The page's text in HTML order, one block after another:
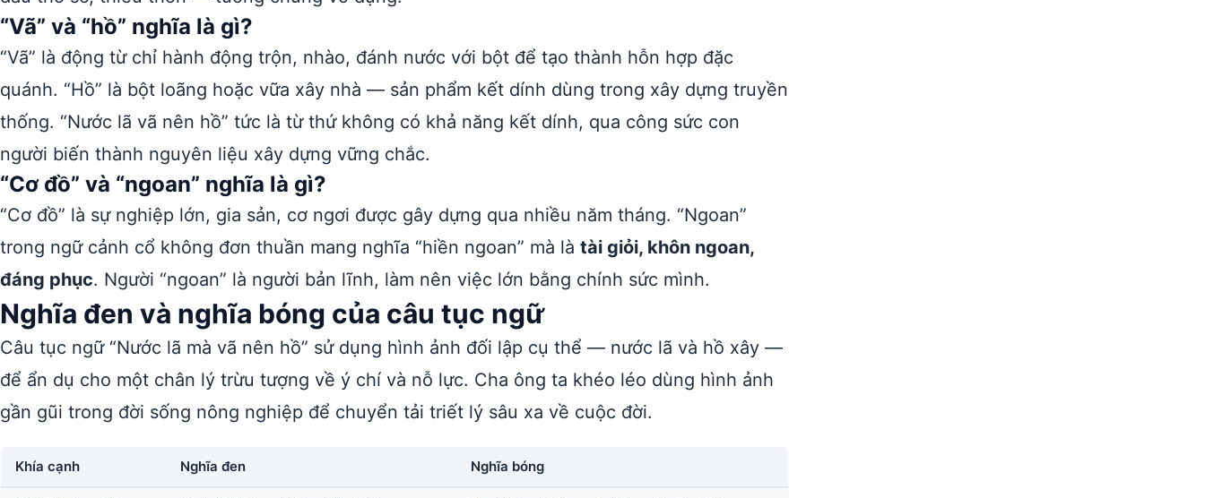
“Vã” và “hồ” nghĩa là gì?
“Vã” là động từ chỉ hành động trộn, nhào, đánh nước với bột để tạo thành hỗn hợp đặc
quánh. “Hồ” là bột loãng hoặc vữa xây nhà — sản phẩm kết dính dùng trong xây dựng truyền
thống. “Nước lã vã nên hồ” tức là từ thứ không có khả năng kết dính, qua công sức con
người biến thành nguyên liệu xây dựng vững chắc.
“Cơ đồ” và “ngoan” nghĩa là gì?
“Cơ đồ” là sự nghiệp lớn, gia sản, cơ ngơi được gây dựng qua nhiều năm tháng. “Ngoan”
trong ngữ cảnh cổ không đơn thuần mang nghĩa “hiền ngoan” mà là tài giỏi, khôn ngoan,
đáng phục. Người “ngoan” là người bản lĩnh, làm nên việc lớn bằng chính sức mình.
Nghĩa đen và nghĩa bóng của câu tục ngữ
Câu tục ngữ “Nước lã mà vã nên hồ” sử dụng hình ảnh đối lập cụ thể — nước lã và hồ xây —
để ẩn dụ cho một chân lý trừu tượng về ý chí và nỗ lực. Cha ông ta khéo léo dùng hình ảnh
gần gũi trong đời sống nông nghiệp để chuyển tải triết lý sâu xa về cuộc đời.
Khía cạnh Nghĩa đen Nghĩa bóng